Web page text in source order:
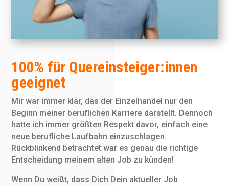
100% für Quereinsteiger:innen
geeignet
Mir war immer klar, das der Einzelhandel nur den
Beginn meiner beruflichen Karriere darstellt. Dennoch
hatte ich immer größten Respekt davor, einfach eine
neue berufliche Laufbahn einzuschlagen.
Rückblinkend betrachtet war es genau die richtige
Entscheidung meinem alten Job zu künden!
Wenn Du weißt, dass Dich Dein aktueller Job